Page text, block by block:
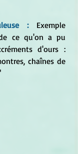
:
Exemple
ce qu'on a pu
d'ours :
chaînes de